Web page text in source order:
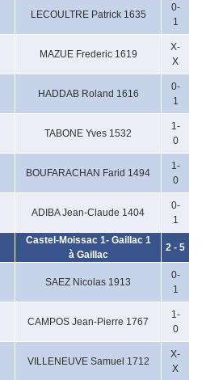
LECOULTRE Patrick 1635
0-
1
MAZUE Frederic 1619
X-
X
HADDAB Roland 1616
0-
1
TABONE Yves 1532
1-
0
BOUFARACHAN Farid 1494
1-
0
ADIBA Jean-Claude 1404
0-
1
Castel-Moissac 1- Gaillac 1
à Gaillac
2 - 5
SAEZ Nicolas 1913
0-
1
CAMPOS Jean-Pierre 1767
1-
0
VILLENEUVE Samuel 1712
X-
X